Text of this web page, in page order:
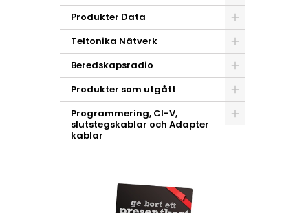
Produkter Data
Teltonika Nätverk
Beredskapsradio
Produkter som utgått
Programmering, CI-V,
slutstegskablar och Adapter
kablar